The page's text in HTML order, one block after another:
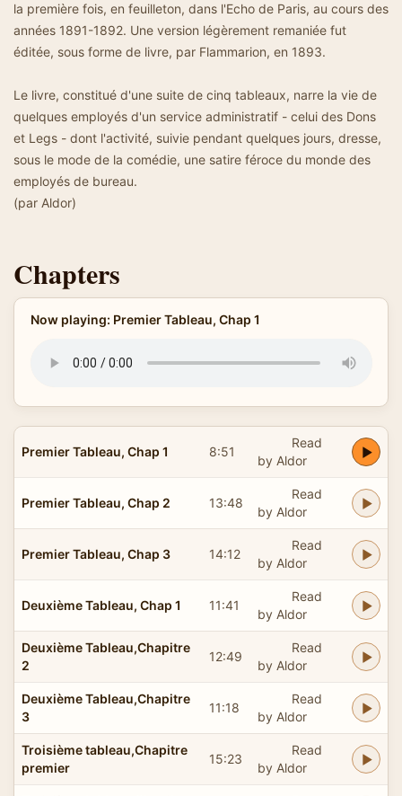
la première fois, en feuilleton, dans l'Echo de Paris, au cours des
années 1891-1892. Une version légèrement remaniée fut
éditée, sous forme de livre, par Flammarion, en 1893.
Le livre, constitué d'une suite de cinq tableaux, narre la vie de
quelques employés d'un service administratif - celui des Dons
et Legs - dont l'activité, suivie pendant quelques jours, dresse,
sous le mode de la comédie, une satire féroce du monde des
employés de bureau.
(par Aldor)
Chapters
Now playing: Premier Tableau, Chap 1
Premier Tableau, Chap 1 8:51
Read
by Aldor
Premier Tableau, Chap 2 13:48
Read
by Aldor
Premier Tableau, Chap 3 14:12
Read
by Aldor
Deuxième Tableau, Chap 1 11:41
Read
by Aldor
Deuxième Tableau,Chapitre
2
12:49
Read
by Aldor
Deuxième Tableau,Chapitre
3
11:18
Read
by Aldor
Troisième tableau,Chapitre
premier
15:23
Read
by Aldor